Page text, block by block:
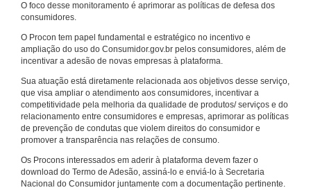
O foco desse monitoramento é aprimorar as políticas de defesa dos
consumidores.
O Procon tem papel fundamental e estratégico no incentivo e
ampliação do uso do Consumidor.gov.br pelos consumidores, além de
incentivar a adesão de novas empresas à plataforma.
Sua atuação está diretamente relacionada aos objetivos desse serviço,
que visa ampliar o atendimento aos consumidores, incentivar a
competitividade pela melhoria da qualidade de produtos/ serviços e do
relacionamento entre consumidores e empresas, aprimorar as políticas
de prevenção de condutas que violem direitos do consumidor e
promover a transparência nas relações de consumo.
Os Procons interessados em aderir à plataforma devem fazer o
download do Termo de Adesão, assiná-lo e enviá-lo à Secretaria
Nacional do Consumidor juntamente com a documentação pertinente.